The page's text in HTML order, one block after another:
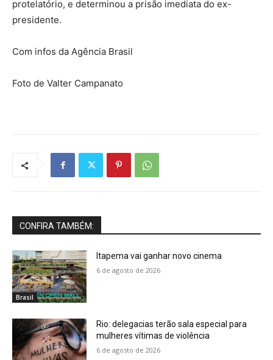
protelatório, e determinou a prisão imediata do ex-
presidente.
Com infos da Agência Brasil
Foto de Valter Campanato
CONFIRA TAMBÉM:
Brasil
Itapema vai ganhar novo cinema
6 de agosto de 2026
Rio: delegacias terão sala especial para
mulheres vítimas de violência
6 de agosto de 2026